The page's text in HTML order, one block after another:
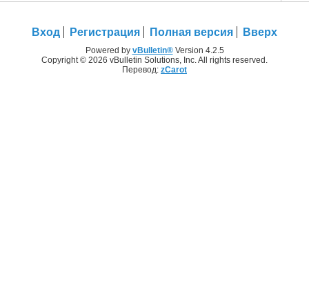
Вход Регистрация Полная версия Вверх
Powered by vBulletin®Version 4.2.5
Copyright © 2026 vBulletin Solutions, Inc. All rights reserved.
Перевод: zCarot